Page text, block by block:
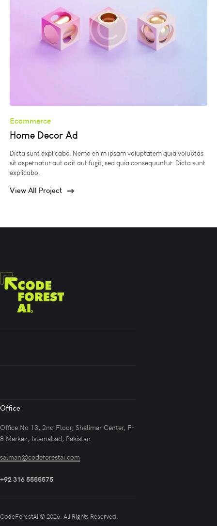
Ecommerce
Home Decor Ad
Dicta sunt explicabo. Nemo enim ipsam voluptatem quia voluptas
sit aspernatur aut odit aut fugit, sed quia consequuntur. Dicta sunt
explicabo.
View All Project
Office
Office No 13, 2nd Floor, Shalimar Center, F-
8 Markaz, Islamabad, Pakistan
salman@codeforestai.com
+92 316 5555575
CodeForestAi © 2026. All Rights Reserved.